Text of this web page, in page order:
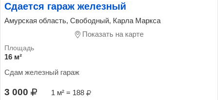
Сдается гараж железный
Амурская область, Свободный, Карла Маркса
Показать на карте
16 м²
Сдам железный гараж
3 000 1 м² = 188